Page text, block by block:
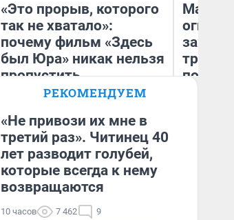
«Это прорыв, которого
так не хватало»:
почему фильм «Здесь
был Юра» никак нельзя
пропустить
Надежда Губарь
Мало,
огня…
третий
РЕКОМЕНДУЕМ
«Не привози их мне в
третий раз». Читинец 40
лет разводит голубей,
которые всегда к нему
возвращаются
10 часов 7 462 9